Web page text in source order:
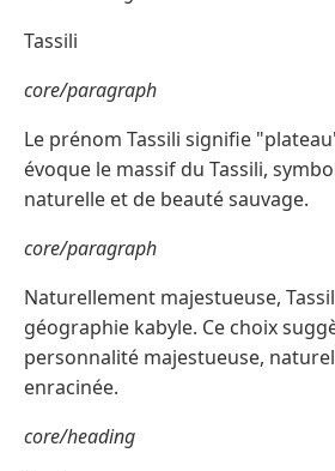
Tassili
core/paragraph
Le prénom Tassili signifie
évoque le massif du Tassili,
naturelle et de beauté sauvage.
core/paragraph
Naturellement majestueuse,
géographie kabyle. Ce choix
personnalité majestueuse,
enracinée.
core/heading